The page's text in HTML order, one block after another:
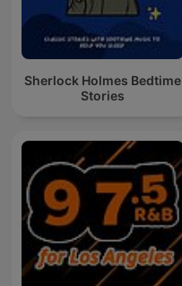
Sherlock Holmes Bedtime
Stories